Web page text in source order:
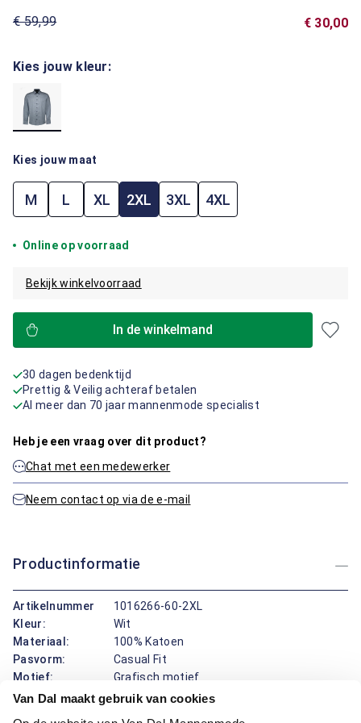
Van Dal maakt gebruik van cookies
€ 59,99 € 30,00
Kies jouw kleur:
Kies jouw maat
M L XL 2XL 3XL 4XL
Online op voorraad
Bekijk winkelvoorraad
In de winkelmand
30 dagen bedenktijd
Prettig & Veilig achteraf betalen
Al meer dan 70 jaar mannenmode specialist
Heb je een vraag over dit product?
Chat met een medewerker
Neem contact op via de e-mail
Productinformatie
Artikelnummer
1016266-60-2XL
Kleur:
Wit
Materiaal:
100% Katoen
Pasvorm:
Casual Fit
Motief:
Grafisch motief